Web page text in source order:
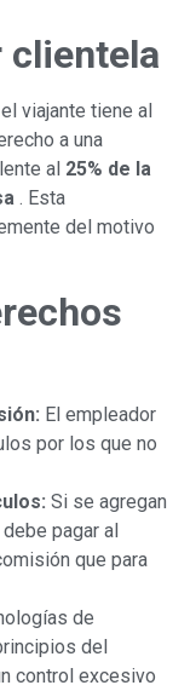
clientela
viajante tiene al
a una
al 25% de la
. Esta
del motivo
El empleador
por los que no
Si se agregan
pagar al
que para
de
del
control excesivo